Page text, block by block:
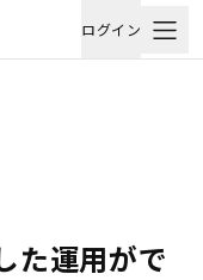
ログイン
た運用がで